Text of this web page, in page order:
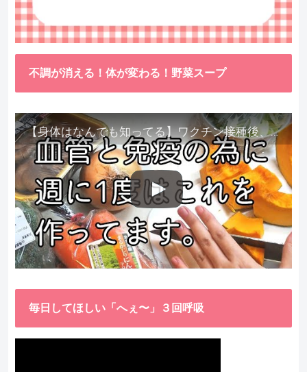
不調が消える！体が変わる！野菜スープ
【身体はなんでも知ってる】ワクチン接種後、異常に食べたくなった野菜が細胞回復に貢献してくれました。
毎日してほしい「へぇ〜」３回呼吸